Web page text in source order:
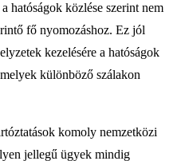
hatóságok közlése szerint nem
fő nyomozáshoz. Ez jól
kezelésére a hatóságok
különböző szálakon
komoly nemzetközi
jellegű ügyek mindig